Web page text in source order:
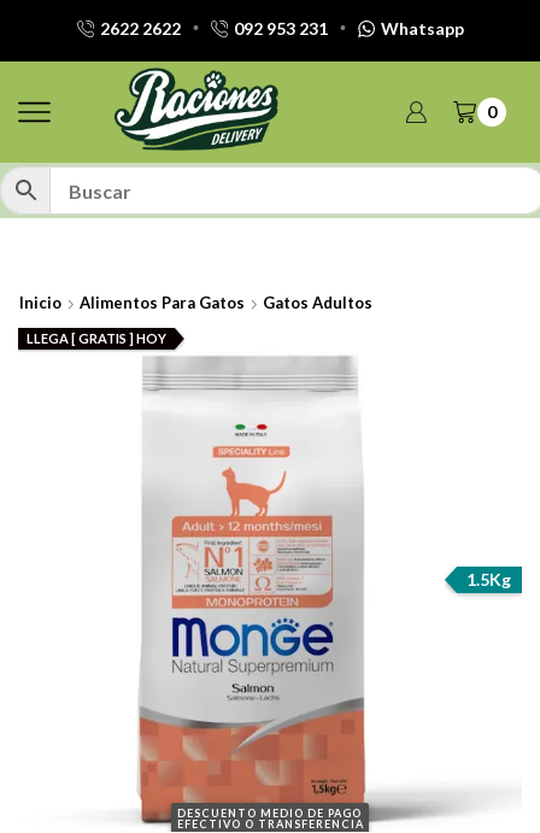
2622 2622 092 953 231 Whatsapp
0
Inicio Alimentos Para Gatos Gatos Adultos
DESCUENTO MEDIO DE PAGO
EFECTIVO O TRANSFERENCIA
1.5Kg
LLEGA [ GRATIS ] HOY